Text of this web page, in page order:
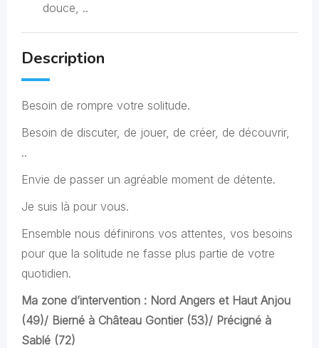
douce, ..
Description
Besoin de rompre votre solitude.
Besoin de discuter, de jouer, de créer, de découvrir,
..
Envie de passer un agréable moment de détente.
Je suis là pour vous.
Ensemble nous définirons vos attentes, vos besoins
pour que la solitude ne fasse plus partie de votre
quotidien.
Ma zone d’intervention : Nord Angers et Haut Anjou
(49)/ Bierné à Château Gontier (53)/ Précigné à
Sablé (72)